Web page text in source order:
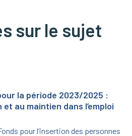
sur le sujet
la période 2023/2025 :
au maintien dans l’emploi
pour l’insertion des personnes